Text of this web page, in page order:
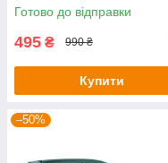
Готово до відправки
495 ₴ 990 ₴
Купити
–50%